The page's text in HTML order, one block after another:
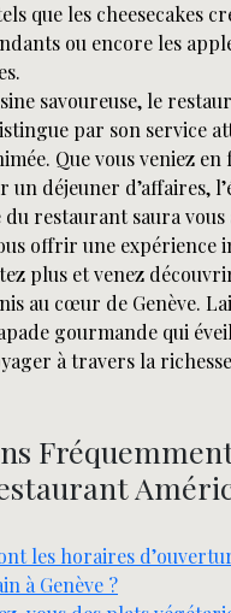
que les cheesecakes
ou encore les
savoureuse, le
par son service
Que vous veniez
un déjeuner d’affaires,
du restaurant saura
offrir une expérience
plus et venez
au cœur de Genève.
gourmande qui
à travers la
les horaires
à Genève ?